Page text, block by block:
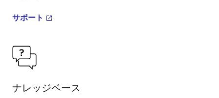
サポート
ナレッジベース